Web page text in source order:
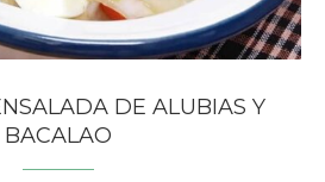
DE ALUBIAS Y
BACALAO